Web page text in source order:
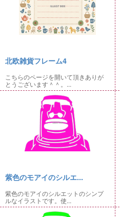
北欧雑貨フレーム4
こちらのページを開いて頂きありが
とうございます＾＾。...
紫色のモアイのシルエ...
紫色のモアイのシルエットのシンプ
ルなイラストです。使...